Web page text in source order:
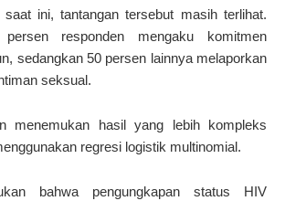
saat ini, tantangan tersebut masih terlihat.
responden mengaku komitmen
sedangkan 50 persen lainnya melaporkan
seksual.
menemukan hasil yang lebih kompleks
regresi logistik multinomial.
bahwa pengungkapan status HIV